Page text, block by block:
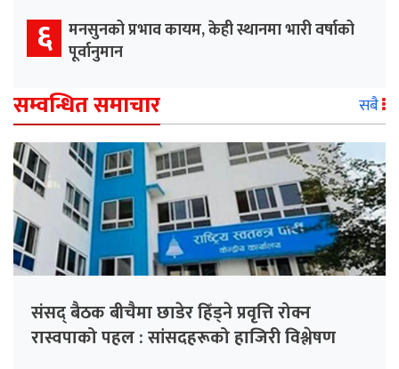
६ मनसुनको प्रभाव कायम, केही स्थानमा भारी वर्षाको
पूर्वानुमान
सम्वन्धित समाचार सबै
संसद् बैठक बीचैमा छाडेर हिँड्ने प्रवृत्ति रोक्न
रास्वपाको पहल : सांसदहरूको हाजिरी विश्लेषण